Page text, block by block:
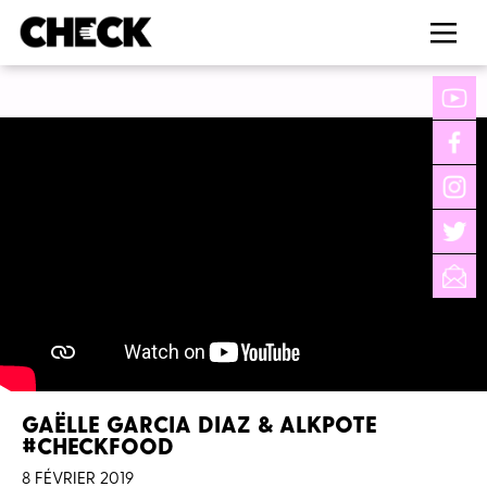
GAËLLE GARCIA DIAZ & ALKPOTE
#CHECKFOOD
8 FÉVRIER 2019